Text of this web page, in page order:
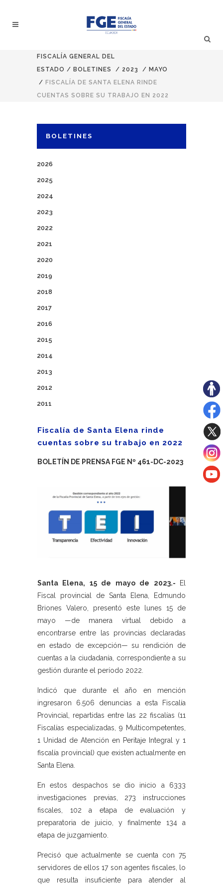
FISCALÍA GENERAL DEL
ESTADO / BOLETINES / 2023 / MAYO
/ FISCALÍA DE SANTA ELENA RINDE
CUENTAS SOBRE SU TRABAJO EN 2022
BOLETINES
2026
2025
2024
2023
2022
2021
2020
2019
2018
2017
2016
2015
2014
2013
2012
2011
Fiscalía de Santa Elena rinde
cuentas sobre su trabajo en 2022
BOLETÍN DE PRENSA FGE Nº 461-DC-2023
Santa Elena, 15 de mayo de 2023.-
El
Fiscal provincial de Santa Elena, Edmundo
Briones Valero, presentó este lunes 15 de
mayo —de manera virtual debido a
encontrarse entre las provincias declaradas
en estado de excepción— su rendición de
cuentas a la ciudadanía, correspondiente a su
gestión durante el período 2022.
Indicó que durante el año en mención
ingresaron 6.506 denuncias a esta Fiscalía
Provincial, repartidas entre las 22 fiscalías (11
Fiscalías especializadas, 9 Multicompetentes,
1 Unidad de Atención en Peritaje Integral y 1
fiscalía provincial) que existen actualmente en
Santa Elena.
En estos despachos se dio inicio a 6333
investigaciones previas, 273 instrucciones
fiscales, 102 a etapa de evaluación y
preparatoria de juicio, y finalmente 134 a
etapa de juzgamiento.
Precisó que actualmente se cuenta con 75
servidores de ellos 17 son agentes fiscales, lo
que resulta insuficiente para atender al